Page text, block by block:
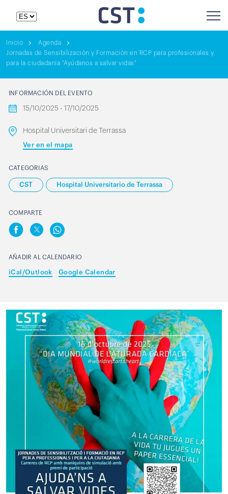
Inicio
Agenda
Jornadas de Sensibilización y Formación en RCP para profesionales y
para la ciudadanía "Ayúdanos a salvar vidas"
INFORMACIÓN DEL EVENTO
15/10/2025 - 17/10/2025
Hospital Universitari de Terrassa
Ver en el mapa
CATEGORIAS
CST Hospital Universitario de Terrassa
COMPARTE
AÑADIR AL CALENDARIO
iCal/Outlook Google Calendar